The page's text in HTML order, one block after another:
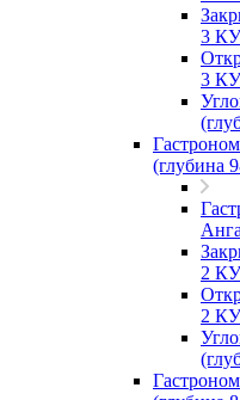
3
3
(глубина
2
2